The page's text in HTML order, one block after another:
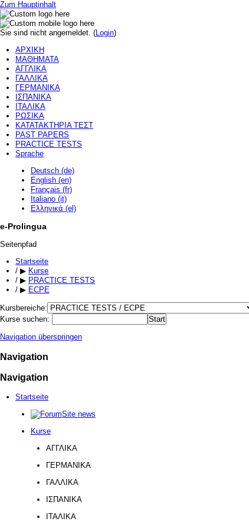
Zum Hauptinhalt
Sie sind nicht angemeldet. (Login)
ΑΡΧΙΚΗ
ΜΑΘΗΜΑΤΑ
ΑΓΓΛΙΚΑ
ΓΑΛΛΙΚΑ
ΓΕΡΜΑΝΙΚΑ
ΙΣΠΑΝΙΚΑ
ΙΤΑΛΙΚΑ
ΡΩΣΙΚΑ
ΚΑΤΑΤΑΚΤΗΡΙΑ ΤΕΣΤ
PAST PAPERS
PRACTICE TESTS
Sprache
Deutsch (de)
English (en)
Français (fr)
Italiano (it)
Ελληνικά (el)
e-Prolingua
Seitenpfad
Startseite
/ ▶ Kurse
/ ▶ PRACTICE TESTS
/ ▶ ECPE
Kursbereiche:
Kurse suchen:
Navigation überspringen
Navigation
Navigation
Startseite
Site news
Kurse
ΑΓΓΛΙΚΑ
ΓΕΡΜΑΝΙΚΑ
ΓΑΛΛΙΚΑ
ΙΣΠΑΝΙΚΑ
ΙΤΑΛΙΚΑ